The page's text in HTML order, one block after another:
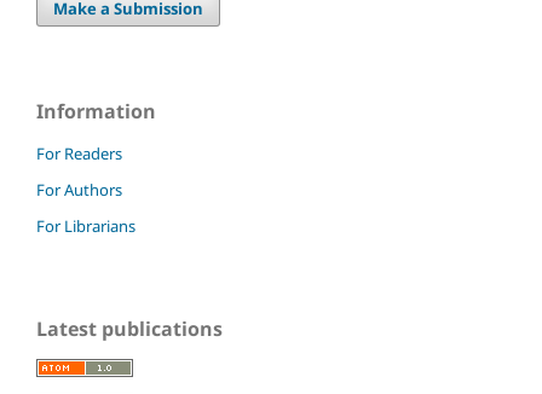
Make a Submission
Information
For Readers
For Authors
For Librarians
Latest publications